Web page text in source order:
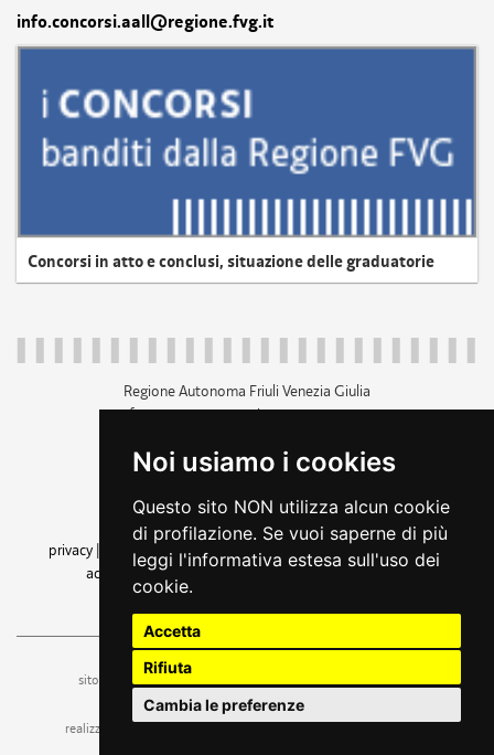
Noi usiamo i cookies
Questo sito NON utilizza alcun cookie
di profilazione. Se vuoi saperne di più
leggi l'informativa estesa sull'uso dei
cookie.
Accetta
Rifiuta
Cambia le preferenze
info.concorsi.aall@regione.fvg.it
Concorsi in atto e conclusi, situazione delle graduatorie
Regione Autonoma Friuli Venezia Giulia
c.f. 80014930327; p.iva 00526040324
+39 040 3771111
amministrazione trasparente
privacy
cookie |note legali accessibilità
dichiarazione di
accessibilità| feedback
cambio preferenze cookie
sito a cura dell'ufficio stampa e comunicazione
realizzazione